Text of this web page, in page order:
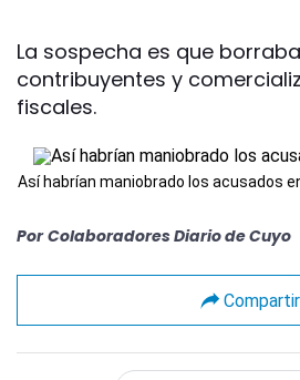
La sospecha es que
contribuyentes y
fiscales.
Así habrían maniobrado los acusados
Por Colaboradores Diario de Cuyo
Compartir